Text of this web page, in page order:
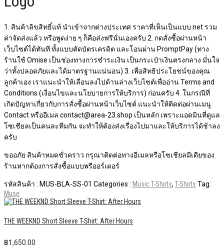
1. สินค้าลิขสิทธิ์แท้ นำเข้าจากต่างประเทศ ราคาที่เห็นเป็นแบบ net รวม
ค่าจัดส่งแล้ว หรือพูดง่าย ๆ ก็คือส่งฟรีนั่นเองครับ 2. กดสั่งซื้อผ่านหน้า
เว็บไซต์ได้ทันที ทั้งแบบตัดบัตรเครดิต และโอนผ่าน PromptPay (ทาง
ร้านใช้ Omise เป็นช่องทางการชำระเงิน เป็นกระเป๋าเงินตรงกลาง มั่นใจ
ว่าทั้งปลอดภัยและได้มาตรฐานแน่นอน) 3. เพื่อสิทธิประโยชน์ของคุณ
ลูกค้าเอง เราแนะนำให้เลื่อนลงไปด้านล่างเว็บไซต์เพื่ออ่าน Terms and
Conditions (เงื่อนไขและนโยบายการให้บริการ) ก่อนครับ 4. ในกรณีที่
เกิดปัญหาเกี่ยวกับการสั่งซื้อผ่านหน้าเว็บไซต์​ แนะนำให้ติดต่อผ่านเมนู
Contact หรืออีเมล contact@area-23.shop เป็นหลัก เพราะแอดมินที่ดูแล
โซเชียลเป็นคนละทีมกัน จะทำให้ต้องส่งเรื่องไปมาและให้บริการได้ช้าลง
ครับ
ขออภัย สินค้าหมดชั่วคราว กรุณาติดต่อทางอีเมลหรือโซเชียลมีเดียของ
ร้านหากต้องการสั่งซื้อแบบพรีออร์เดอร์
รหัสสินค้า : MUS-BLA-SS-01 Categories : Music T-Shirts, T-Shirts Tag:
Muse
THE WEEKND Short Sleeve T-Shirt: After Hours
฿1,650.00